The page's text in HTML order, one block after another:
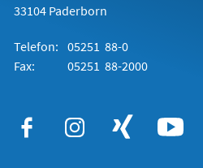
33104 Paderborn
Telefon: 05251 88-0
Fax:
05251 88-2000